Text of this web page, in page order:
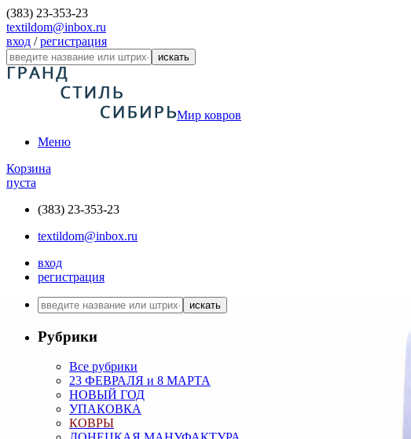
(383) 23-353-23
textildom@inbox.ru
вход /регистрация
искать
Мир ковров
Меню
Корзина
пуста
(383) 23-353-23
textildom@inbox.ru
вход
регистрация
искать
Рубрики
Все рубрики
23 ФЕВРАЛЯ и 8 МАРТА
НОВЫЙ ГОД
УПАКОВКА
КОВРЫ